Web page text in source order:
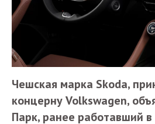
Чешская марка Skoda,
концерну Volkswagen,
Парк, ранее работавший в